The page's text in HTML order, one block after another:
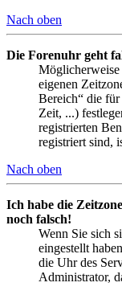
Nach oben
Die Forenuhr geht
Möglicherweise
eigenen
Bereich“ die für
Zeit, ...)
registrierten
registriert sind,
Nach oben
Ich habe die
noch falsch!
Wenn Sie sich
eingestellt
die Uhr des
Administrator,